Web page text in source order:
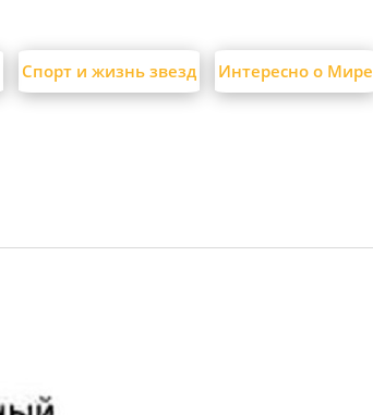
Спорт и жизнь звезд Интересно о Мире